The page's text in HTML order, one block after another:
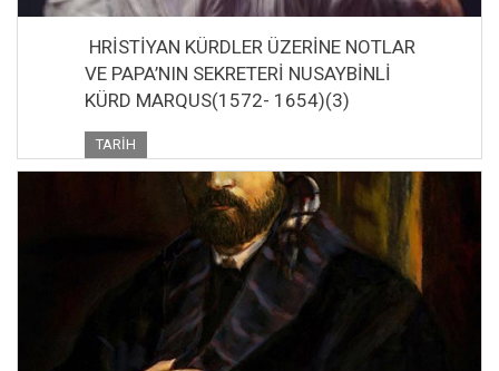
HRİSTİYAN KÜRDLER ÜZERİNE NOTLAR
VE PAPA’NIN SEKRETERİ NUSAYBİNLİ
KÜRD MARQUS(1572- 1654)(3)
TARIH